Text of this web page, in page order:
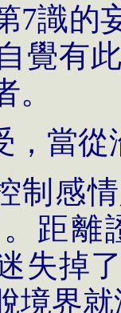
7識的
覺有
，當
制感
距離
失掉
境界